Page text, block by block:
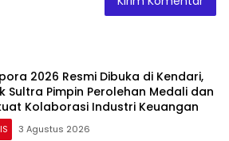
2026 Resmi Dibuka di Kendari,
Sultra Pimpin Perolehan Medali dan
Kolaborasi Industri Keuangan
3 Agustus 2026